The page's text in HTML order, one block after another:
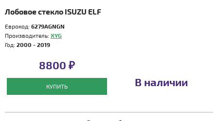
Лобовое стекло ISUZU ELF
Еврокод: 6279AGNGN
Производитель: XYG
Год: 2000 - 2019
8800 ₽
КУПИТЬ В наличии